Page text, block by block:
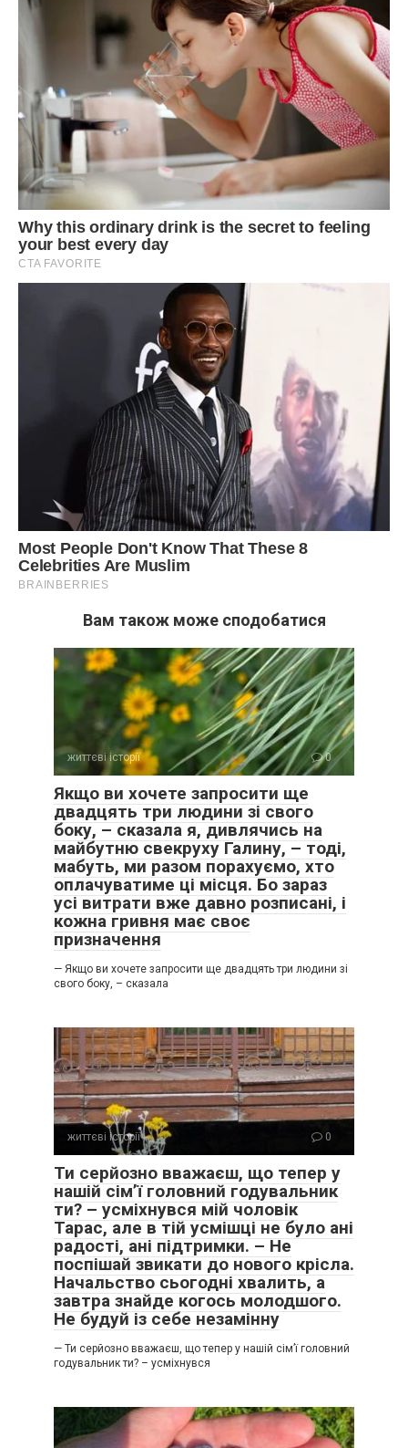
Вам також може сподобатися
життєві історії 0
Якщо ви хочете запросити ще
двадцять три людини зі свого
боку, – сказала я, дивлячись на
майбутню свекруху Галину, – тоді,
мабуть, ми разом порахуємо, хто
оплачуватиме ці місця. Бо зараз
усі витрати вже давно розписані, і
кожна гривня має своє
призначення
— Якщо ви хочете запросити ще двадцять три людини зі
свого боку, – сказала
життєві історії 0
Ти серйозно вважаєш, що тепер у
нашій сім’ї головний годувальник
ти? – усміхнувся мій чоловік
Тарас, але в тій усмішці не було ані
радості, ані підтримки. – Не
поспішай звикати до нового крісла.
Начальство сьогодні хвалить, а
завтра знайде когось молодшого.
Не будуй із себе незамінну
— Ти серйозно вважаєш, що тепер у нашій сім’ї головний
годувальник ти? – усміхнувся